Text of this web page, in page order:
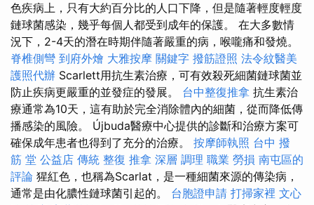
色疾病上，只有大約百分比的人口下降，但是隨著輕度輕度
鏈球菌感染，幾乎每個人都受到成年的保護。 在大多數情
況下，2-4天的潛在時期伴隨著嚴重的病，喉嚨痛和發燒。
脊椎側彎 到府外燴 大雅按摩 關鍵字 撥筋證照 法令紋醫美
護照代辦 Scarlett用抗生素治療，可有效殺死細菌鏈球菌並
防止疾病更嚴重的並發症的發展。 台中整復推拿 抗生素治
療通常為10天，這有助於完全消除體內的細菌，從而降低傳
播感染的風險。 Újbuda醫療中心提供的診斷和治療方案可
確保成年患者也得到了充分的治療。 按摩師執照 台中 撥
筋 堂 公益店 傳統 整復 推拿 深層 調理 職業 勞損 南屯區的
評論 猩紅色，也稱為Scarlat，是一種細菌來源的傳染病，
通常是由化膿性鏈球菌引起的。 台胞證申請 打掃家裡 文心